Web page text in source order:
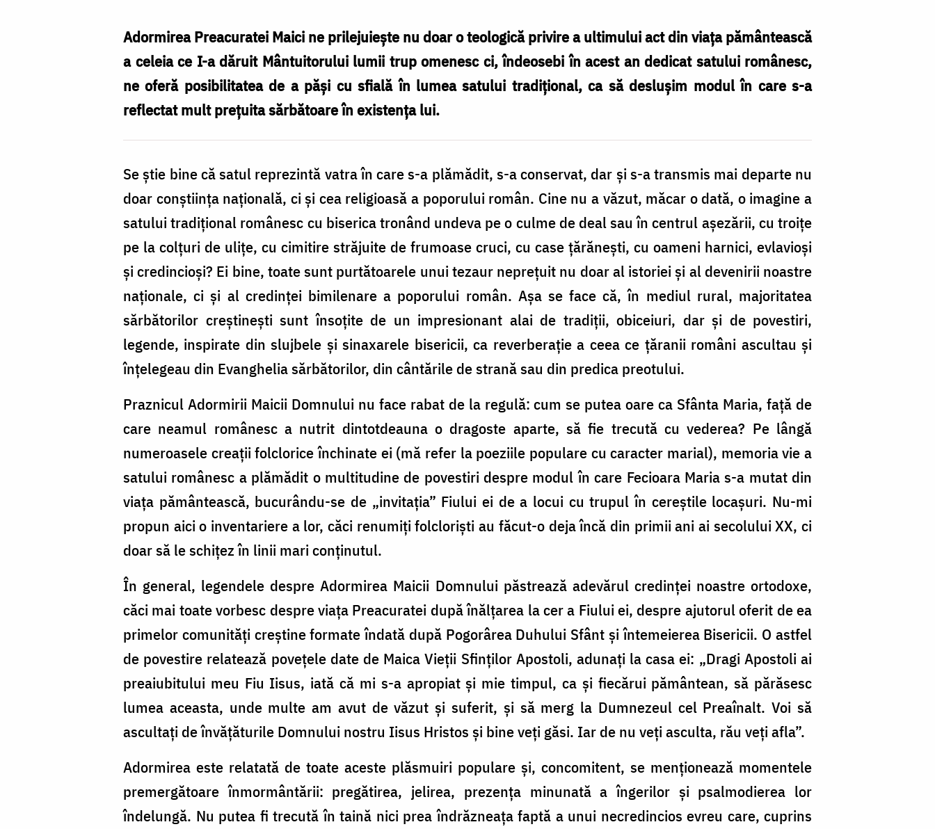
Adormirea Preacuratei Maici ne prilejuiește nu doar o teologică privire a ultimului act din viața pământească
a celeia ce I-a dăruit Mântuitorului lumii trup omenesc ci, îndeosebi în acest an dedicat satului românesc,
ne oferă posibilitatea de a păși cu sfială în lumea satului tradițional, ca să deslușim modul în care s-a
reflectat mult prețuita sărbătoare în existenţa lui.
Se ştie bine că satul reprezintă vatra în care s-a plămădit, s-a conservat, dar și s-a transmis mai departe nu
doar conștiința națională, ci și cea religioasă a poporului român. Cine nu a văzut, măcar o dată, o imagine a
satului tradițional românesc cu biserica tronând undeva pe o culme de deal sau în centrul așezării, cu troițe
pe la colțuri de ulițe, cu cimitire străjuite de frumoase cruci, cu case ţărăneşti, cu oameni harnici, evlavioși
și credincioși? Ei bine, toate sunt purtătoarele unui tezaur neprețuit nu doar al istoriei și al devenirii noastre
naționale, ci și al credinței bimilenare a poporului român. Așa se face că, în mediul rural, majoritatea
sărbătorilor creștinești sunt însoțite de un impresionant alai de tradiții, obiceiuri, dar și de povestiri,
legende, inspirate din slujbele și sinaxarele bisericii, ca reverberație a ceea ce țăranii români ascultau și
înțelegeau din Evanghelia sărbătorilor, din cântările de strană sau din predica preotului.
Praznicul Adormirii Maicii Domnului nu face rabat de la regulă: cum se putea oare ca Sfânta Maria, față de
care neamul românesc a nutrit dintotdeauna o dragoste aparte, să fie trecută cu vederea? Pe lângă
numeroasele creații folclorice închinate ei (mă refer la poeziile populare cu caracter marial), memoria vie a
satului românesc a plămădit o multitudine de povestiri despre modul în care Fecioara Maria s-a mutat din
viața pământească, bucurându-se de „invitația” Fiului ei de a locui cu trupul în cereștile locașuri. Nu-mi
propun aici o inventariere a lor, căci renumiți folcloriști au făcut-o deja încă din primii ani ai secolului XX, ci
doar să le schițez în linii mari conținutul.
În general, legendele despre Adormirea Maicii Domnului păstrează adevărul credinței noastre ortodoxe,
căci mai toate vorbesc despre viața Preacuratei după înălțarea la cer a Fiului ei, despre ajutorul oferit de ea
primelor comunități creștine formate îndată după Pogorârea Duhului Sfânt și întemeierea Bisericii. O astfel
de povestire relatează povețele date de Maica Vieții Sfinților Apostoli, adunați la casa ei: „Dragi Apostoli ai
preaiubitului meu Fiu Iisus, iată că mi s-a apropiat și mie timpul, ca și fiecărui pământean, să părăsesc
lumea aceasta, unde multe am avut de văzut și suferit, și să merg la Dumnezeul cel Preaînalt. Voi să
ascultați de învățăturile Domnului nostru Iisus Hristos și bine veți găsi. Iar de nu veți asculta, rău veți afla”.
Adormirea este relatată de toate aceste plăsmuiri populare și, concomitent, se menționează momentele
premergătoare înmormântării: pregătirea, jelirea, prezența minunată a îngerilor și psalmodierea lor
îndelungă. Nu putea fi trecută în taină nici prea îndrăzneața faptă a unui necredincios evreu care, cuprins